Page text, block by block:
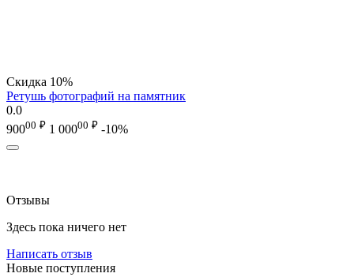
Скидка 10%
Ретушь фотографий на памятник
0.0
90000 ₽ 1 00000 ₽ -10%
Отзывы
Здесь пока ничего нет
Написать отзыв
Новые поступления